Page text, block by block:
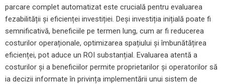
parcare complet automatizat este crucială pentru evaluarea
fezabilității și eficienței investiției. Deși investiția inițială poate fi
semnificativă, beneficiile pe termen lung, cum ar fi reducerea
costurilor operaționale, optimizarea spațiului și îmbunătățirea
eficienței, pot aduce un ROI substanțial. Evaluarea atentă a
costurilor și a beneficiilor permite proprietarilor și operatorilor să
ia decizii informate în privința implementării unui sistem de